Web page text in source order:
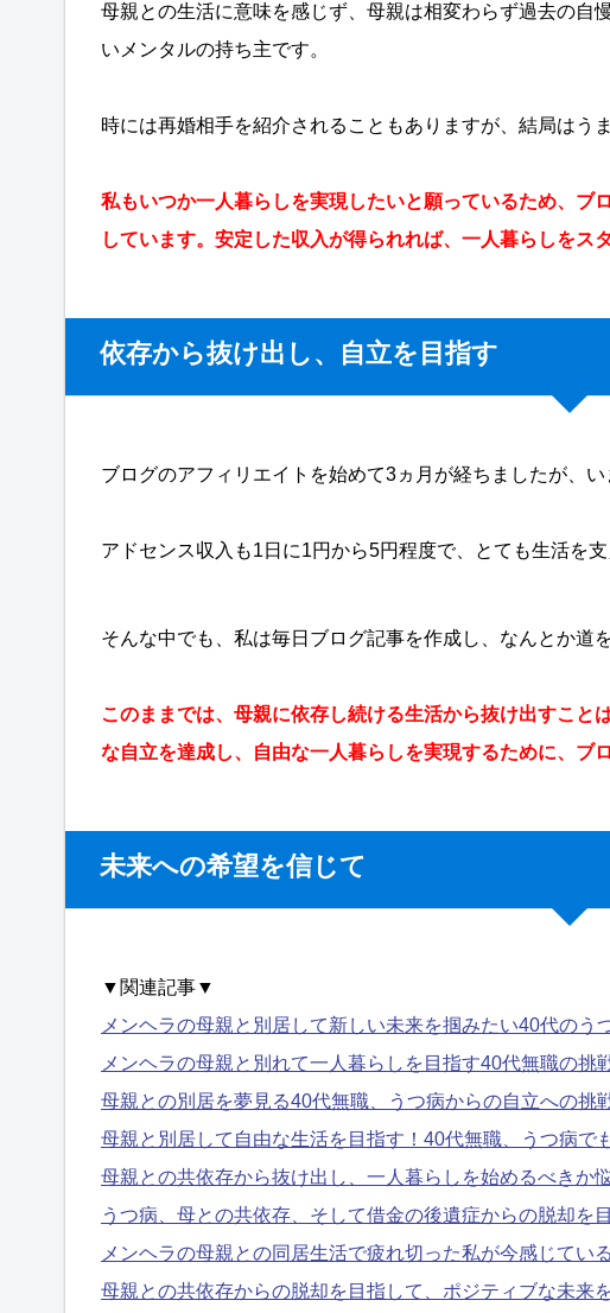
母親との生活に意味を感じず、母親は相変わらず過去の自
いメンタルの持ち主です。
時には再婚相手を紹介されることもありますが、結局はう
私もいつか一人暮らしを実現したいと願っているため、ブ
しています。安定した収入が得られれば、一人暮らしをス
依存から抜け出し、自立を目指す
ブログのアフィリエイトを始めて3ヵ月が経ちましたが、い
アドセンス収入も1日に1円から5円程度で、とても生活を
そんな中でも、私は毎日ブログ記事を作成し、なんとか道
このままでは、母親に依存し続ける生活から抜け出すこと
な自立を達成し、自由な一人暮らしを実現するために、ブ
未来への希望を信じて
▼関連記事▼
メンヘラの母親と別居して新しい未来を掴みたい40代のう
メンヘラの母親と別れて一人暮らしを目指す40代無職の挑
母親との別居を夢見る40代無職、うつ病からの自立への挑
母親と別居して自由な生活を目指す！40代無職、うつ病で
母親との共依存から抜け出し、一人暮らしを始めるべきか
うつ病、母との共依存、そして借金の後遺症からの脱却を
メンヘラの母親との同居生活で疲れ切った私が今感じてい
母親との共依存からの脱却を目指して、ポジティブな未来